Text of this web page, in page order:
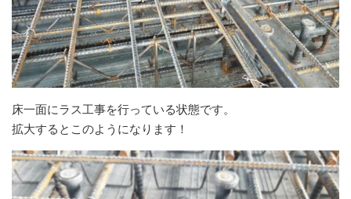
床一面にラス工事を行っている状態です。
拡大するとこのようになります！